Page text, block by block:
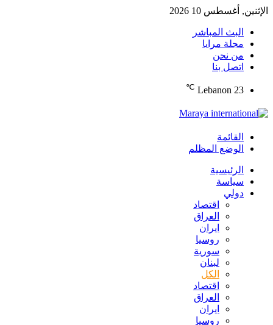
الإثنين, أغسطس 10 2026
البث المباشر
مجلة مرايا
من نحن
اتصل بنا
Lebanon 23
℃
القائمة
الوضع المظلم
الرئيسية
سياسة
دولي
اقتصاد
العراق
ايران
روسيا
سورية
لبنان
الكل
اقتصاد
العراق
ايران
روسيا